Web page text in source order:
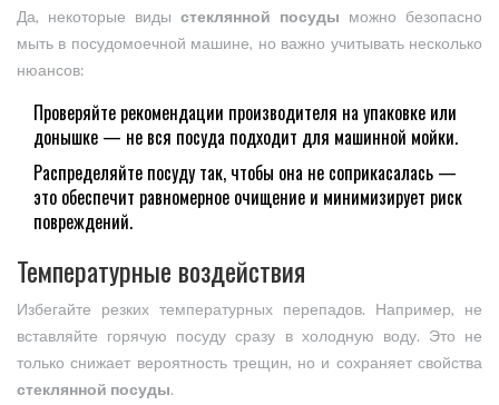
Да, некоторые виды стеклянной посуды можно безопасно
мыть в посудомоечной машине, но важно учитывать несколько
нюансов:
Проверяйте рекомендации производителя на упаковке или
донышке — не вся посуда подходит для машинной мойки.
Распределяйте посуду так, чтобы она не соприкасалась —
это обеспечит равномерное очищение и минимизирует риск
повреждений.
Температурные воздействия
Избегайте резких температурных перепадов. Например, не
вставляйте горячую посуду сразу в холодную воду. Это не
только снижает вероятность трещин, но и сохраняет свойства
стеклянной посуды.